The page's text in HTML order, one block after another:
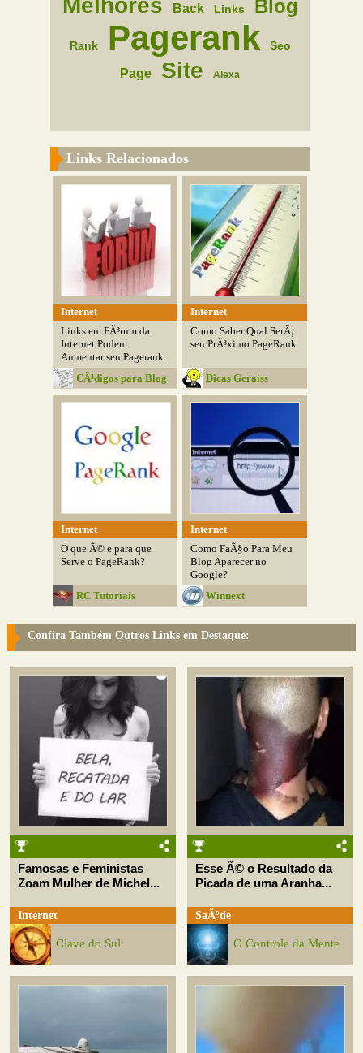
Melhores Back Links Blog
Rank Pagerank Seo
Page Site Alexa
Links Relacionados
Internet
Links em FÃ³rum da
Internet Podem
Aumentar seu Pagerank
CÃ³digos para Blog
Internet
Como Saber Qual SerÃ¡
seu PrÃ³ximo PageRank
Dicas Geraiss
Internet
O que Ã© e para que
Serve o PageRank?
RC Tutoriais
Internet
Como FaÃ§o Para Meu
Blog Aparecer no
Google?
Winnext
Confira Também Outros Links em Destaque:
Famosas e Feministas
Zoam Mulher de Michel...
Internet
Clave do Sul
Esse Ã© o Resultado da
Picada de uma Aranha...
SaÃºde
O Controle da Mente